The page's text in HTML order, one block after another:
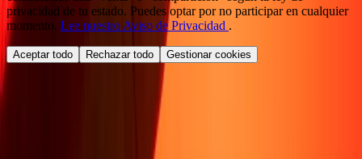
privacidad de tu estado. Puedes optar por no participar en cualquier
momento. Lee nuestro Aviso de Privacidad .
Aceptar todo Rechazar todo Gestionar cookies